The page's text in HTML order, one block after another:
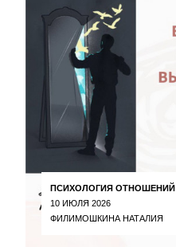
ПСИХОЛОГИЯ ОТНОШЕНИЙ
10 ИЮЛЯ 2026
ФИЛИМОШКИНА НАТАЛИЯ